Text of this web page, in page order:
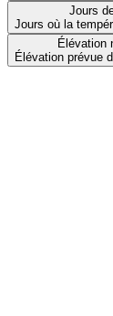
Jours
Jours où la
Élévation
Élévation prévue